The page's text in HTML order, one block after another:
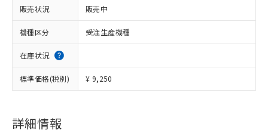
販売状況 販売中
機種区分 受注生産機種
在庫状況
標準価格(税別) ¥ 9,250
詳細情報